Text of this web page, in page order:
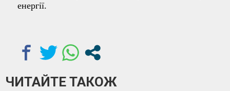
енергії.
ЧИТАЙТЕ ТАКОЖ